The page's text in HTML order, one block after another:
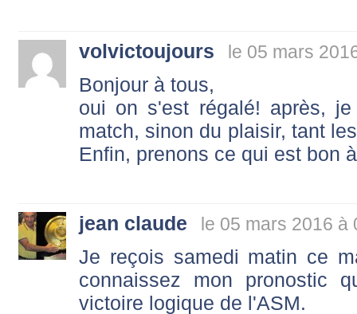
volvictoujours le 05 mars
Bonjour à tous,
oui on s'est régalé! après,
match, sinon du plaisir, tant
Enfin, prenons ce qui est bon
jean claude le 05 mars 2016 à
Je reçois samedi matin ce
connaissez mon pronostic
victoire logique de l'ASM.